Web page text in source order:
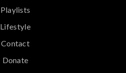
Playlists
Lifestyle
Contact
Donate